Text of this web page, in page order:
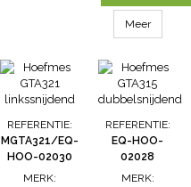
Meer
REFERENTIE:
MGTA321/EQ-
HOO-02030
MERK:
REFERENTIE:
EQ-HOO-
02028
MERK: